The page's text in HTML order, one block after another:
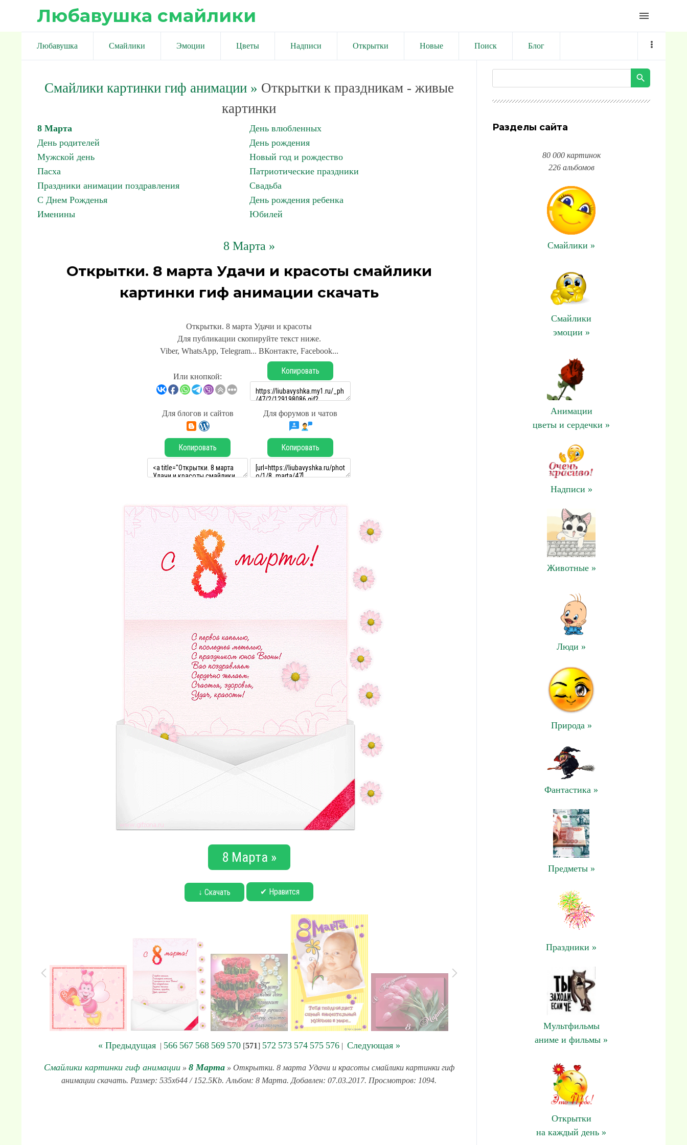
Любавушка смайлики menu
Любавушка Смайлики Эмоции Цветы Надписи Открытки Новые Поиск Блог
Смайлики картинки гиф анимации» Открытки к праздникам - живые
картинки
8 Марта
День влюбленных
День родителей
День рождения
Мужской день
Новый год и рождество
Пасха
Патриотические праздники
Праздники анимации поздравления
Свадьба
С Днем Рожденья
День рождения ребенка
Именины
Юбилей
8 Марта »
Открытки. 8 марта Удачи и красоты смайлики
картинки гиф анимации скачать
Открытки. 8 марта Удачи и красоты
Для публикации скопируйте текст ниже.
Viber, WhatsApp, Telegram... ВКонтакте, Facebook...
Или кнопкой:
Копировать
Для блогов и сайтов Для форумов и чатов
Копировать Копировать
8 Марта »
↓ Скачать ✔ Нравится
« Предыдущая| 566 567 568 569 570[571] 572 573 574 575 576| Следующая »
Смайлики картинки гиф анимации» 8 Марта» Открытки. 8 марта Удачи и красоты смайлики картинки гиф
анимации скачать. Размер: 535x644 / 152.5Kb. Альбом: 8 Марта. Добавлен: 07.03.2017. Просмотров: 1094.
Разделы сайта
80 000 картинок
226 альбомов
Смайлики »
Смайлики
эмоции »
Анимации
цветы и сердечки »
Надписи »
Животные »
Люди »
Природа »
Фантастика »
Предметы »
Праздники »
Мультфильмы
аниме и фильмы »
Открытки
на каждый день »